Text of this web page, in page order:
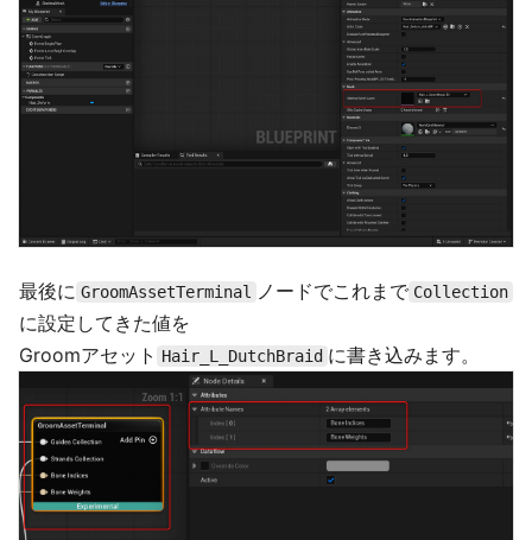
最後に GroomAssetTerminal ノードでこれまで Collection
に設定してきた値を
Groomアセット Hair_L_DutchBraid に書き込みます。